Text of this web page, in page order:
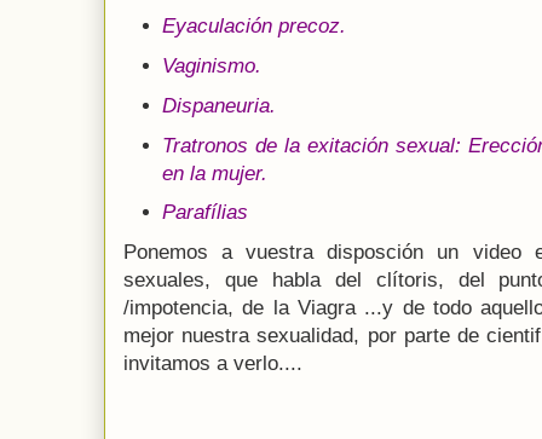
Eyaculación precoz.
Vaginismo.
Dispaneuria.
Tratronos de la exitación sexual:
en la mujer.
Parafílias
Ponemos a vuestra disposción un video
sexuales, que habla del clítoris, del
/impotencia, de la Viagra ...y de todo
mejor nuestra sexualidad, por parte de
invitamos a verlo....